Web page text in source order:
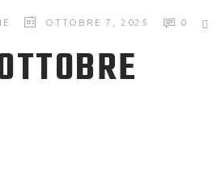
OTTOBRE 7, 2025 0